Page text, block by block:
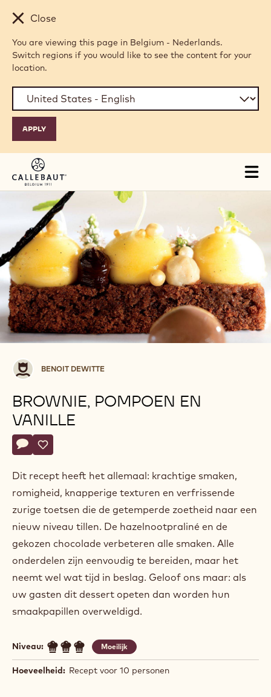
Skip to main content
Close
You are viewing this page in Belgium - Nederlands.
Switch regions if you would like to see the content for your
location.
Benoit
Dewitte
BENOIT DEWITTE
BROWNIE, POMPOEN EN
VANILLE
Actions
Schrijf een commentaar op
- Brownie, pompoen en vanille
Opslaan
- Brownie, pompoen en vanille
Dit recept heeft het allemaal: krachtige smaken,
romigheid, knapperige texturen en verfrissende
zurige toetsen die de getemperde zoetheid naar een
nieuw niveau tillen. De hazelnootpraliné en de
gekozen chocolade verbeteren alle smaken. Alle
onderdelen zijn eenvoudig te bereiden, maar het
neemt wel wat tijd in beslag. Geloof ons maar: als
uw gasten dit dessert opeten dan worden hun
smaakpapillen overweldigd.
Niveau: Moeilijk
Hoeveelheid: Recept voor 10 personen